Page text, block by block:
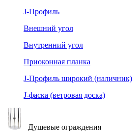
J-Профиль
Внешний угол
Внутренний угол
Приоконная планка
J-Профиль широкий (наличник)
J-фаска (ветровая доска)
Душевые ограждения